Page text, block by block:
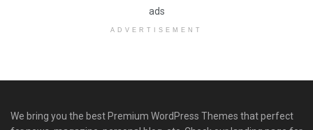
ads
ADVERTISEMENT
We bring you the best Premium WordPress Themes that perfect